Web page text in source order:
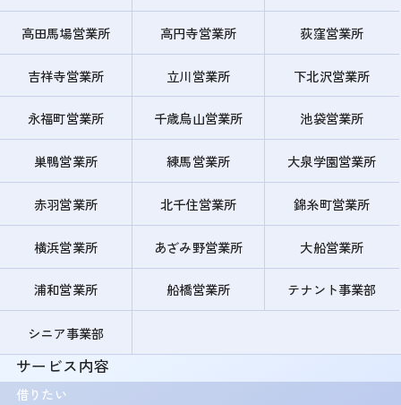
高田馬場営業所 高円寺営業所 荻窪営業所
吉祥寺営業所 立川営業所 下北沢営業所
永福町営業所 千歳烏山営業所 池袋営業所
巣鴨営業所 練馬営業所 大泉学園営業所
赤羽営業所 北千住営業所 錦糸町営業所
横浜営業所 あざみ野営業所 大船営業所
浦和営業所 船橋営業所 テナント事業部
シニア事業部
サービス内容
借りたい